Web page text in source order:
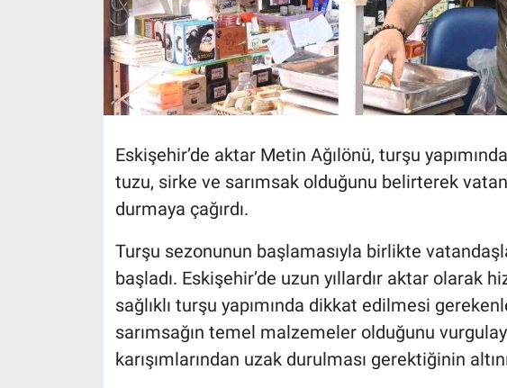
Eskişehir’de aktar Metin Ağılönü, turşu
tuzu, sirke ve sarımsak olduğunu belirterek
durmaya çağırdı.
Turşu sezonunun başlamasıyla birlikte
başladı. Eskişehir’de uzun yıllardır aktar olarak
sağlıklı turşu yapımında dikkat edilmesi
sarımsağın temel malzemeler olduğunu
karışımlarından uzak durulması gerektiğinin
Magazin
Bilim ve Teknoloji